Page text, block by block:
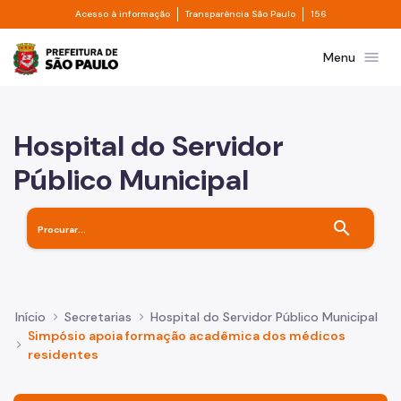
Pular para o Conteúdo principal
Acesso à informação Divisor de acesso à informação
Transparência São Paulo Divisor de
156
Prefeitura de São PauloMenu menu
Hospital do Servidor
Público Municipal
search
Início Secretarias
Hospital do Servidor Público Municipal
Simpósio apoia formação acadêmica dos médicos
residentes